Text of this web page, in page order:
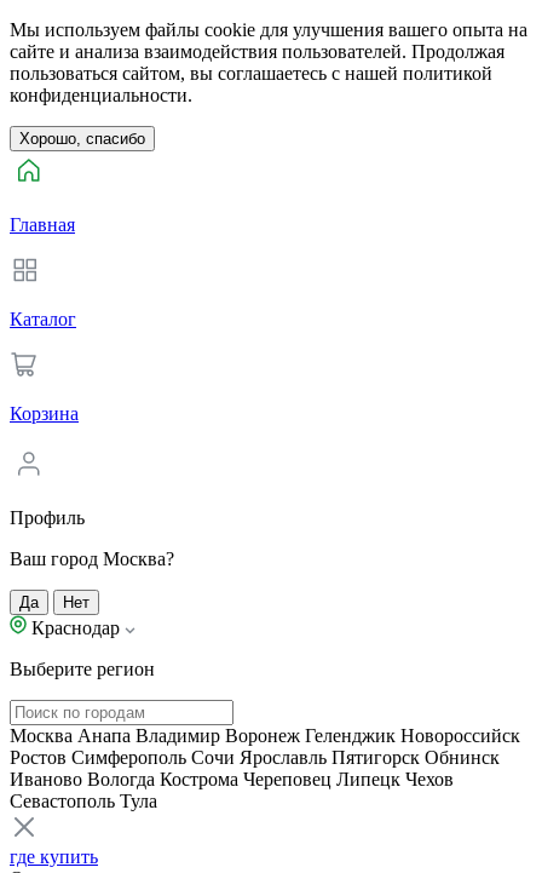
Мы используем файлы cookie для улучшения вашего опыта на
сайте и анализа взаимодействия пользователей. Продолжая
пользоваться сайтом, вы соглашаетесь с нашей политикой
конфиденциальности.
Хорошо, спасибо
Главная
Каталог
Корзина
Профиль
Ваш город Москва?
Да Нет
Краснодар
Выберите регион
Москва Анапа Владимир Воронеж Геленджик Новороссийск
Ростов Симферополь Сочи Ярославль Пятигорск Обнинск
Иваново Вологда Кострома Череповец Липецк Чехов
Севастополь Тула
где купить